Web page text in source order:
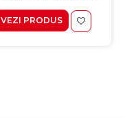
VEZI PRODUS